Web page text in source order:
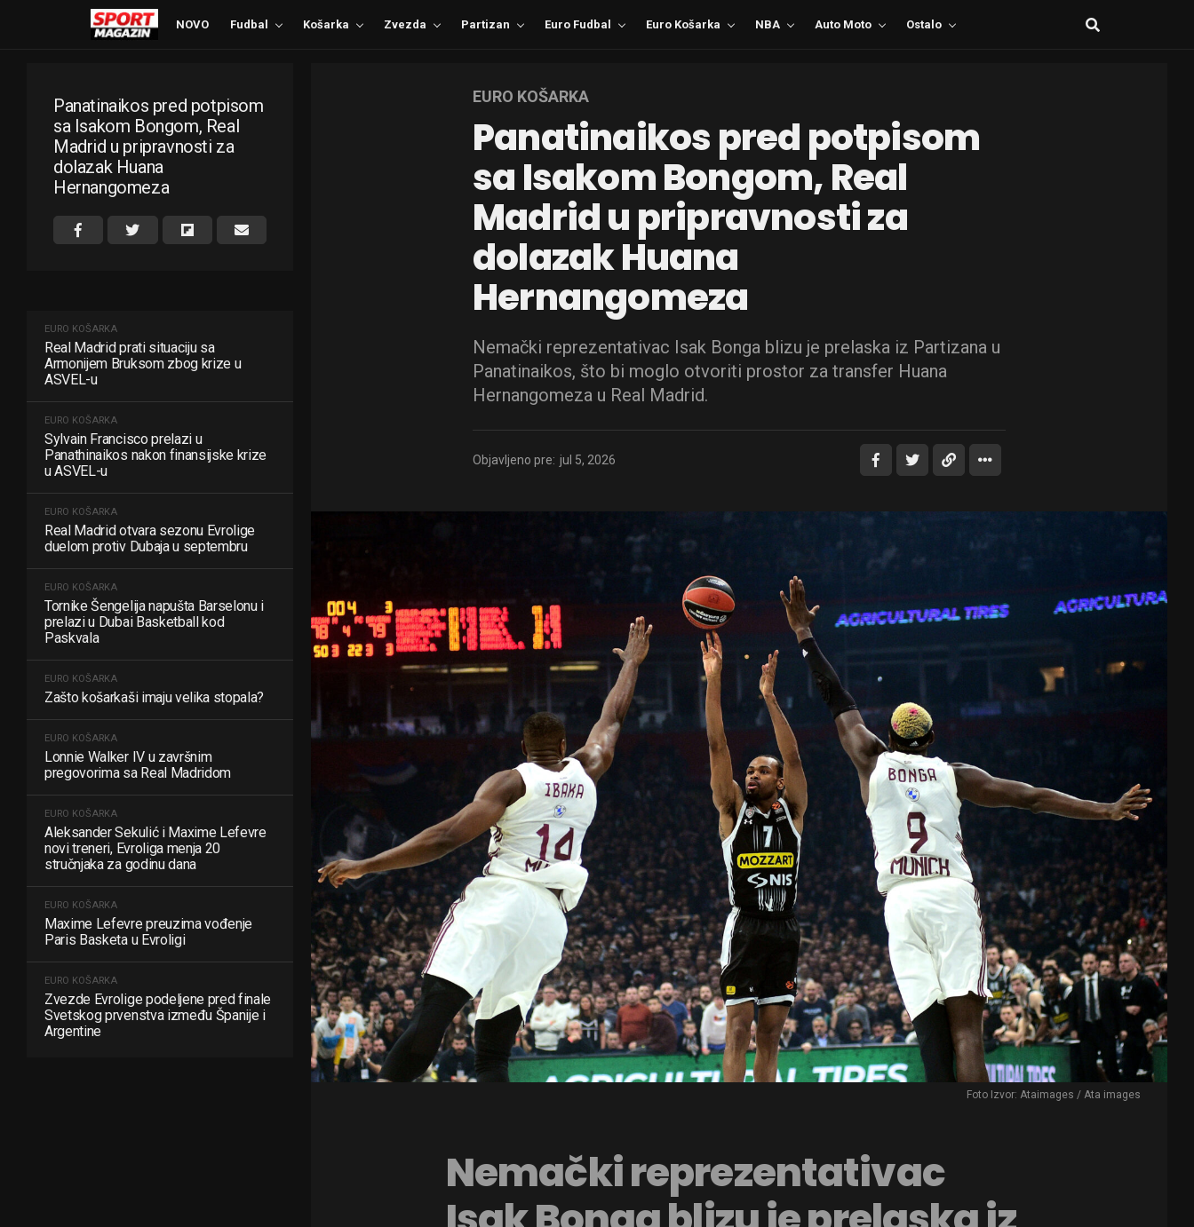
NOVO Fudbal Košarka Zvezda Partizan Euro Fudbal Euro Košarka NBA Auto Moto Ostalo
Panatinaikos pred potpisom
sa Isakom Bongom, Real
Madrid u pripravnosti za
dolazak Huana
Hernangomeza
EURO KOŠARKA
Real Madrid prati situaciju sa
Armonijem Bruksom zbog krize u
ASVEL-u
EURO KOŠARKA
Sylvain Francisco prelazi u
Panathinaikos nakon finansijske krize
u ASVEL-u
EURO KOŠARKA
Real Madrid otvara sezonu Evrolige
duelom protiv Dubaja u septembru
EURO KOŠARKA
Tornike Šengelija napušta Barselonu i
prelazi u Dubai Basketball kod
Paskvala
EURO KOŠARKA
Zašto košarkaši imaju velika stopala?
EURO KOŠARKA
Lonnie Walker IV u završnim
pregovorima sa Real Madridom
EURO KOŠARKA
Aleksander Sekulić i Maxime Lefevre
novi treneri, Evroliga menja 20
stručnjaka za godinu dana
EURO KOŠARKA
Maxime Lefevre preuzima vođenje
Paris Basketa u Evroligi
EURO KOŠARKA
Zvezde Evrolige podeljene pred finale
Svetskog prvenstva između Španije i
Argentine
EURO KOŠARKA
Panatinaikos pred potpisom
sa Isakom Bongom, Real
Madrid u pripravnosti za
dolazak Huana
Hernangomeza
Nemački reprezentativac Isak Bonga blizu je prelaska iz Partizana u
Panatinaikos, što bi moglo otvoriti prostor za transfer Huana
Hernangomeza u Real Madrid.
Objavljeno pre: jul 5, 2026
Foto Izvor: Ataimages / Ata images
Nemački reprezentativac